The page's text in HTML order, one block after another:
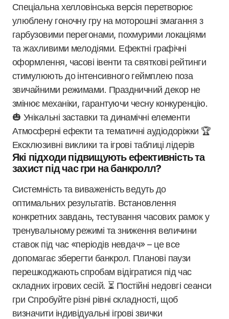
Спеціальна хелловінська версія перетворює
улюблену гоночну гру на моторошні змагання з
гарбузовими перегонами, похмурими локаціями
та жахливими мелодіями. Ефектні графічні
оформлення, часові івенти та святкові рейтинги
стимулюють до інтенсивного геймплею поза
звичайними режимами. Праздничний декор не
змінює механіки, гарантуючи чесну конкуренцію.
🎃 Унікальні заставки та динамічні елементи
Атмосферні ефекти та тематичні аудіодоріжки 🏆
Ексклюзивні виклики та ігрові таблиці лідерів
Які підходи підвищують ефективність та
захист під час гри на банкролл?
Системність та виваженість ведуть до
оптимальних результатів. Встановлення
конкретних завдань, тестування часових рамок у
тренувальному режимі та зниження величини
ставок під час «періодів невдач» – це все
допомагає зберегти банкрол. Планові паузи
перешкоджають спробам відігратися під час
складних ігрових сесій. ⏳ Постійні недовгі сеанси
гри Спробуйте різні рівні складності, щоб
визначити індивідуальні ігрові звички